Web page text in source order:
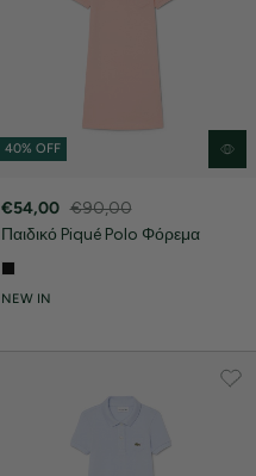
40% OFF
€54,00 €90,00
Παιδικό Piqué Polo Φόρεμα
NEW IN